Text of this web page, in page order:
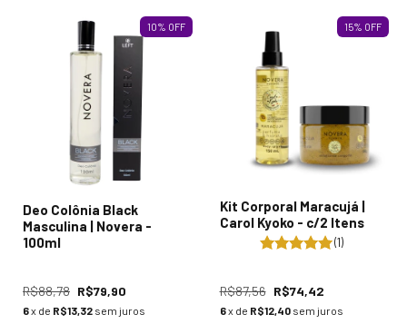
10% OFF
Deo Colônia Black
Masculina | Novera -
100ml
R$88,78 R$79,90
6x de R$13,32 sem juros
15% OFF
Kit Corporal Maracujá |
Carol Kyoko - c/2 Itens
(1)
R$87,56 R$74,42
6x de R$12,40 sem juros